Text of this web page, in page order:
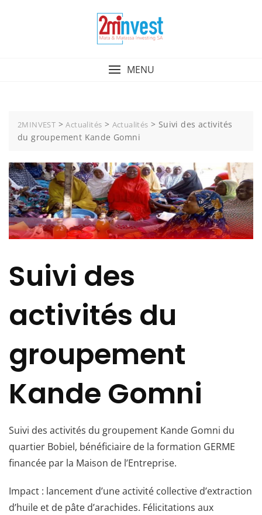
MENU
2MINVEST >Actualités > Actualités > Suivi des activités
du groupement Kande Gomni
Suivi des
activités du
groupement
Kande Gomni
Suivi des activités du groupement Kande Gomni du
quartier Bobiel, bénéficiaire de la formation GERME
financée par la Maison de l’Entreprise.
Impact : lancement d’une activité collective d’extraction
d’huile et de pâte d’arachides. Félicitations aux